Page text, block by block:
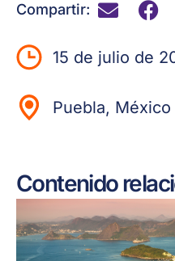
Compartir:
15 de julio de
Puebla, México
Contenido